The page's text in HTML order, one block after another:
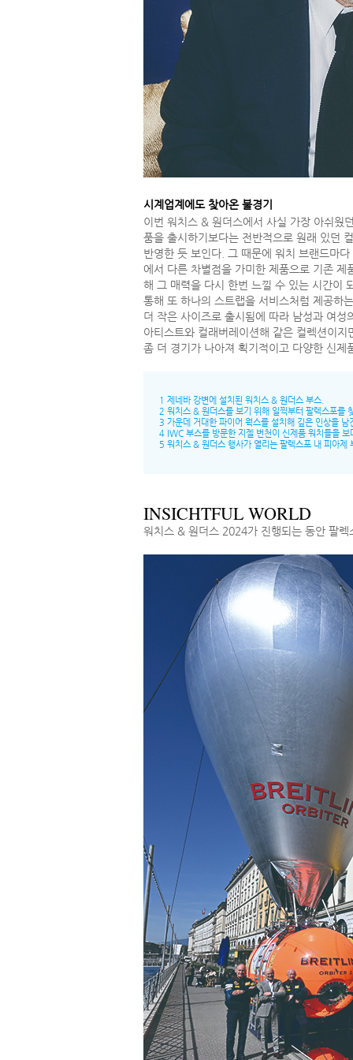
시계업계에도 찾아온 불경기
이번 워치스 & 원더스에서 사실 가장 아쉬웠
품을 출시하기보다는 전반적으로 원래 있던
반영한 듯 보인다. 그 때문에 워치 브랜드마
에서 다른 차별점을 가미한 제품으로 기존
해 그 매력을 다시 한번 느낄 수 있는 시간이
통해 또 하나의 스트랩을 서비스처럼 제공하
더 작은 사이즈로 출시됨에 따라 남성과 여
아티스트와 컬래버레이션해 같은 컬렉션이
좀 더 경기가 나아져 획기적이고 다양한 신
1 제네바 강변에 설치된 워치스 & 원더스 부스.
2 워치스 & 원더스를 보기 위해 일찍부터 팔렉스포를
3 가운데 거대한 파이어 웍스를 설치해 깊은 인상을 남
4 IWC 부스를 방문한 지젤 번천이 신제품 워치들을 보
5 워치스 & 원더스 행사가 열리는 팔렉스포 내 피아제
INSICHTFUL WORLD
워치스 & 원더스 2024가 진행되는 동안 팔